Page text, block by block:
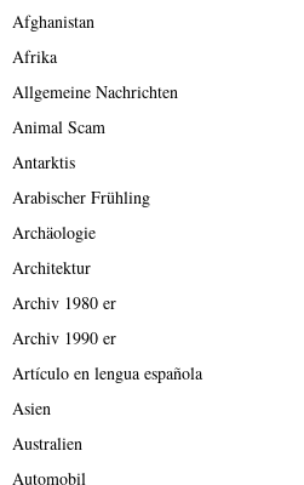
Afghanistan
Afrika
Allgemeine Nachrichten
Animal Scam
Antarktis
Arabischer Frühling
Archäologie
Architektur
Archiv 1980 er
Archiv 1990 er
Artículo en lengua española
Asien
Australien
Automobil